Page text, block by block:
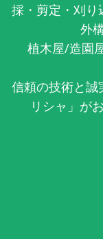
採・剪定・刈り
外
植木屋/造園
信頼の技術と誠
リシャ」が